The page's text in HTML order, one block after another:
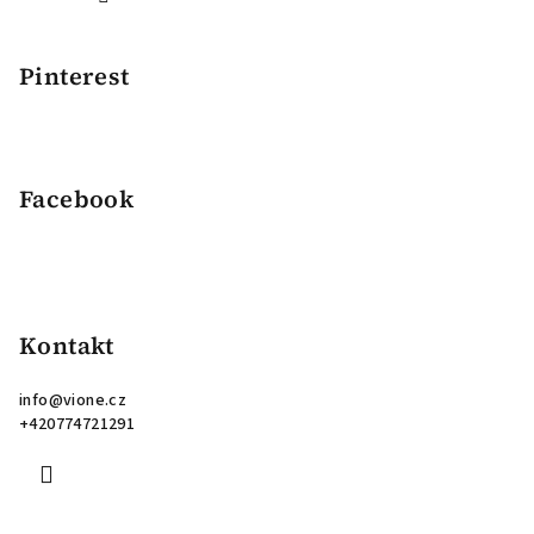
Pinterest
Facebook
Kontakt
info@vione.cz
+420774721291